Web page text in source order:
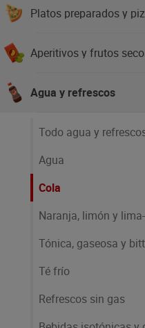
Platos preparados y
Aperitivos y frutos
Agua y refrescos
Todo agua y
Agua
Cola
Naranja, limón y
Tónica, gaseosa y
Té frío
Refrescos sin gas